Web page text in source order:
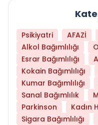
Psikiyatri AFAZİ
Alkol Bağımlılığı
Esrar Bağımlılığı
Kokain Bağımlılığı
Kumar Bağımlılığı
Sanal Bağımlılık
Parkinson
Kadın
Sigara Bağımlılığı